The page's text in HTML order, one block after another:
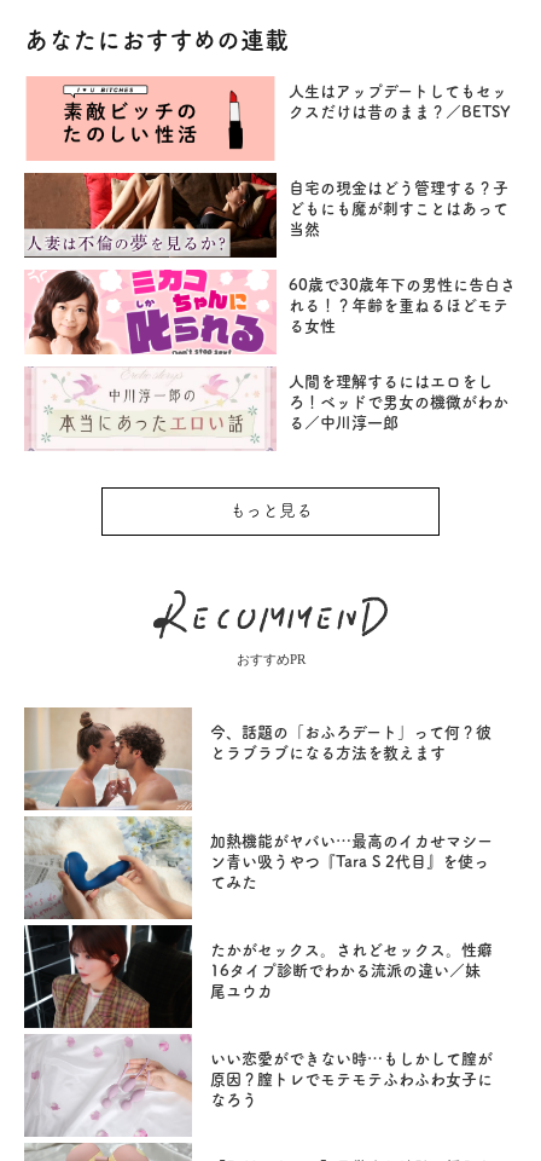
あなたにおすすめの連載
人生はアップデートしてもセッ
クスだけは昔のまま？／BETSY
自宅の現金はどう管理する？子
どもにも魔が刺すことはあって
当然
60歳で30歳年下の男性に告白さ
れる！？年齢を重ねるほどモテ
る女性
人間を理解するにはエロをし
ろ！ベッドで男女の機微がわか
る／中川淳一郎
もっと見る
おすすめPR
今、話題の「おふろデート」って何？彼
とラブラブになる方法を教えます
加熱機能がヤバい…最高のイカせマシー
ン青い吸うやつ『Tara S 2代目』を使っ
てみた
たかがセックス。されどセックス。性癖
16タイプ診断でわかる流派の違い／妹
尾ユウカ
いい恋愛ができない時…もしかして膣が
原因？膣トレでモテモテふわふわ女子に
なろう